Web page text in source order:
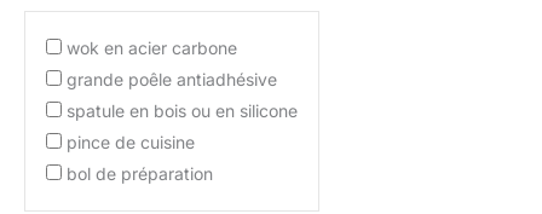
wok en acier carbone
grande poêle antiadhésive
spatule en bois ou en silicone
pince de cuisine
bol de préparation